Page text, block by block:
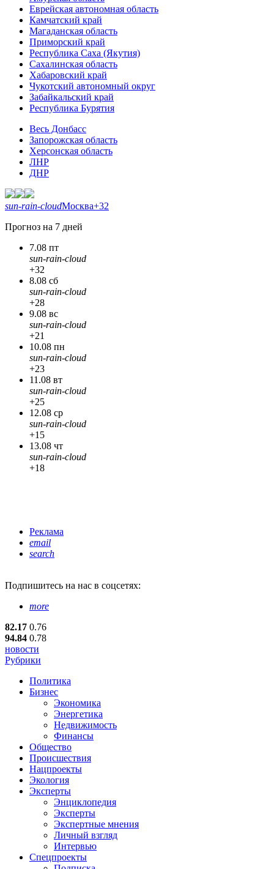
Еврейская автономная область
Камчатский край
Магаданская область
Приморский край
Республика Саха (Якутия)
Сахалинская область
Хабаровский край
Чукотский автономный округ
Забайкальский край
Республика Бурятия
Весь Донбасс
Запорожская область
Херсонская область
ЛНР
ДНР
sun-rain-cloudМосква+32
Прогноз на 7 дней
7.08 пт
sun-rain-cloud
+32
8.08 сб
sun-rain-cloud
+28
9.08 вс
sun-rain-cloud
+21
10.08 пн
sun-rain-cloud
+23
11.08 вт
sun-rain-cloud
+25
12.08 ср
sun-rain-cloud
+15
13.08 чт
sun-rain-cloud
+18
Реклама
email
search
Подпишитесь на нас в соцсетях:
more
82.17 0.76
94.84 0.78
новости
Рубрики
Политика
Бизнес
Экономика
Энергетика
Недвижимость
Финансы
Общество
Происшествия
Нацпроекты
Экология
Эксперты
Энциклопедия
Эксперты
Экспертные мнения
Личный взгляд
Интервью
Спецпроекты